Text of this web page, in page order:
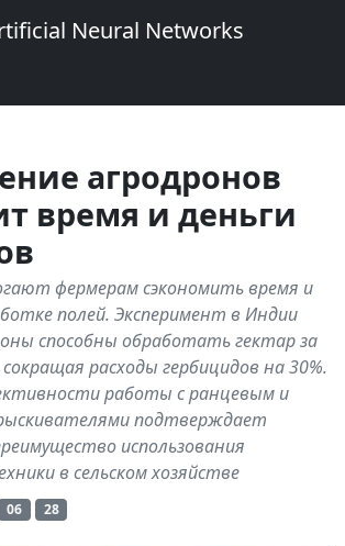
Neural Networks
агродронов
время и деньги
фермерам сэкономить время и
полей. Эксперимент в Индии
способны обработать гектар за
расходы гербицидов на 30%.
работы с ранцевым и
подтверждает
использования
в сельском хозяйстве
06 28